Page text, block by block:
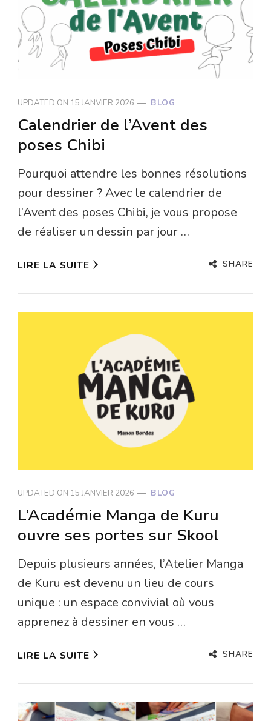
UPDATED ON 15 JANVIER 2026 BLOG
Calendrier de l’Avent des
poses Chibi
Pourquoi attendre les bonnes résolutions
pour dessiner ? Avec le calendrier de
l’Avent des poses Chibi, je vous propose
de réaliser un dessin par jour …
LIRE LA SUITE SHARE
UPDATED ON 15 JANVIER 2026 BLOG
L’Académie Manga de Kuru
ouvre ses portes sur Skool
Depuis plusieurs années, l’Atelier Manga
de Kuru est devenu un lieu de cours
unique : un espace convivial où vous
apprenez à dessiner en vous …
LIRE LA SUITE SHARE